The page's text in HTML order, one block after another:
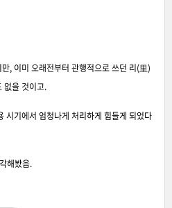
, 이미 오래전부터 관행적으로 쓰던 리(里)
없을 것이고.
시기에서 엄청나게 처리하게 힘들게 되었다
해봤음.